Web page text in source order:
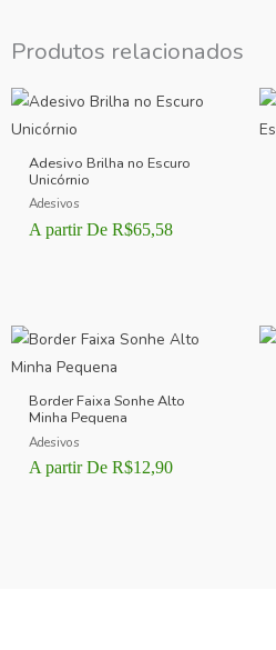
Produtos relacionados
Adesivo Brilha no Escuro
Unicórnio
Adesivos
A partir De R$65,58
Border Faixa Sonhe Alto
Minha Pequena
Adesivos
A partir De R$12,90